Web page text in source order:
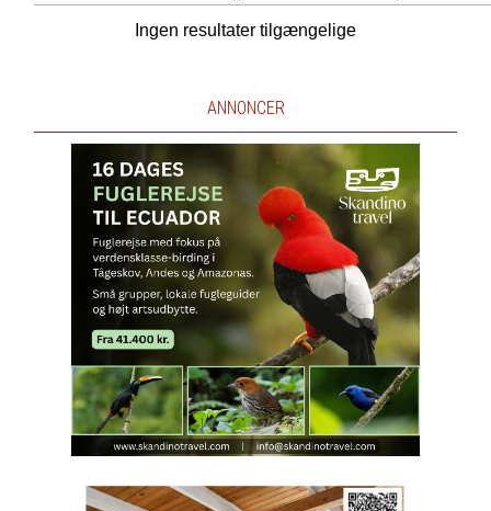
Ingen resultater tilgængelige
ANNONCER